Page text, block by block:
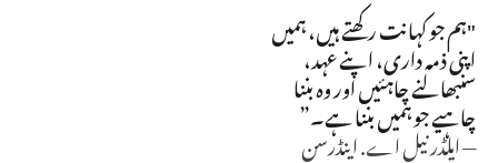
"ہم جو کہانت رکھتے ہیں، ہمیں
اپنی ذمہ داری، اپنے عہد،
سنبھالنے چاہئیں اور وہ بننا
چاہیے جو ہمیں بننا ہے۔”
— ایلڈر نیل اے. اینڈرسن